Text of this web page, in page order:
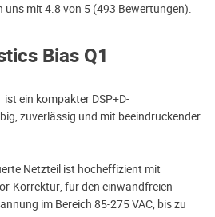
uns mit 4.8 von 5 (493 Bewertungen).
Bias Q1
ein kompakter DSP+D-
zuverlässig und mit beeindruckender
Netzteil ist hocheffizient mit
Korrektur, für den einwandfreien
im Bereich 85-275 VAC, bis zu